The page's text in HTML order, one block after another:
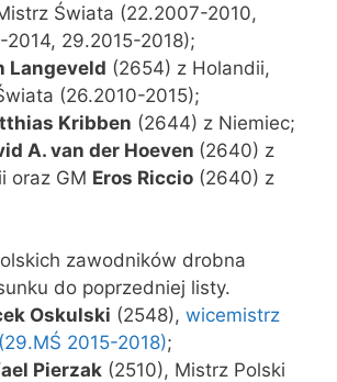
Świata (22.2007-2010,
2014, 29.2015-2018);
Langeveld (2654) z Holandii,
(26.2010-2015);
Kribben (2644) z Niemiec;
A. van der Hoeven (2640) z
oraz GM Eros Riccio (2640) z
zawodników drobna
do poprzedniej listy.
Oskulski (2548), wicemistrz
2015-2018);
Pierzak (2510), Mistrz Polski